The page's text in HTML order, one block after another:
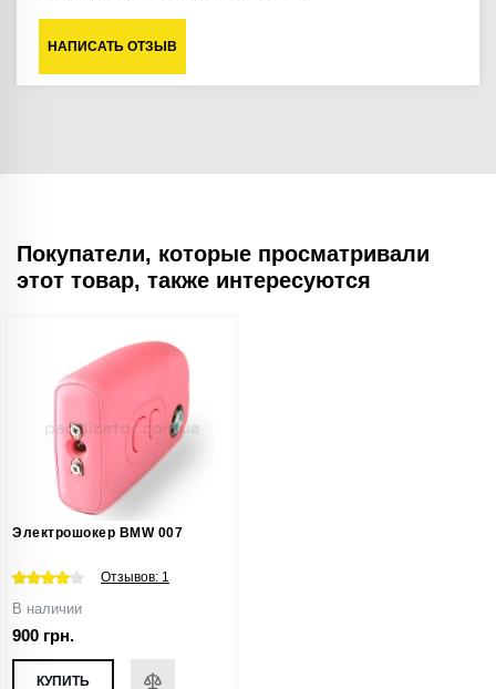
НАПИСАТЬ ОТЗЫВ
Покупатели, которые просматривали
этот товар, также интересуются
Электрошокер BMW 007
Отзывов: 1
В наличии
900 грн.
КУПИТЬ